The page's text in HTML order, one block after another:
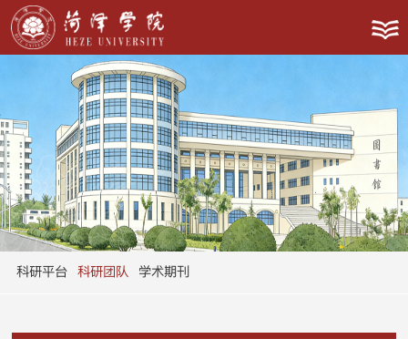
科研平台 科研团队 学术期刊